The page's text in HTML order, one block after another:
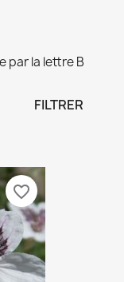
par la lettre B
FILTRER
favorite_border